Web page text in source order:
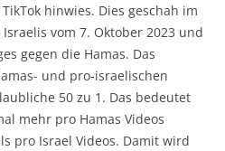
hinwies. Dies geschah im
vom 7. Oktober 2023 und
gegen die Hamas. Das
und pro-israelischen
50 zu 1. Das bedeutet
mehr pro Hamas Videos
pro Israel Videos. Damit wird